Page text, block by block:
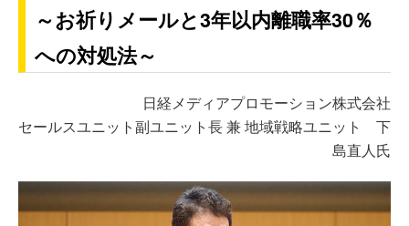
～お祈りメールと3年以内離職率30％
への対処法～
日経メディアプロモーション株式会社
セールスユニット副ユニット長 兼 地域戦略ユニット 下
島直人氏